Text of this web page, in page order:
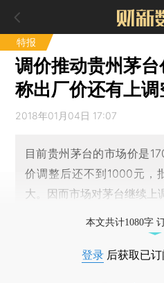
特报
调价推动贵州茅
称出厂价还有上调
2018年01月04日 17:07
目前贵州茅台的市场价是
价调整后还不到1000元，
大。因而市场对茅台继续上
本文共计1080字
登录 后获取已